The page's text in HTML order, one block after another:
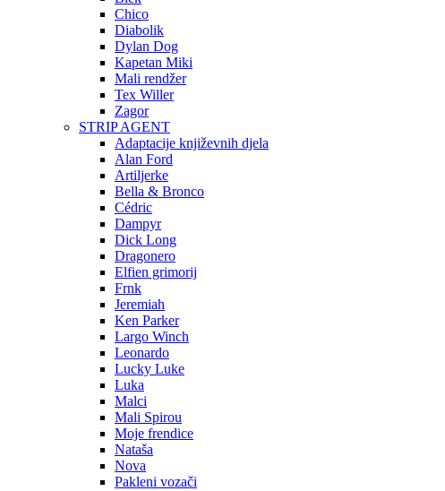
Chico
Diabolik
Dylan Dog
Kapetan Miki
Mali rendžer
Tex Willer
Zagor
STRIP AGENT
Adaptacije književnih djela
Alan Ford
Artiljerke
Bella & Bronco
Cédric
Dampyr
Dick Long
Dragonero
Elfien grimorij
Frnk
Jeremiah
Ken Parker
Largo Winch
Leonardo
Lucky Luke
Luka
Malci
Mali Spirou
Moje frendice
Nataša
Nova
Pakleni vozači